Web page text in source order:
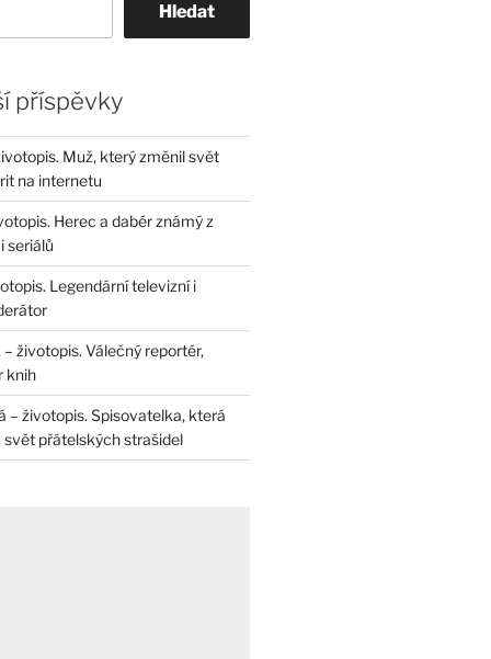
Hledat
příspěvky
Muž, který změnil svět
na internetu
Herec a dabér známý z
seriálů
Legendární televizní i
životopis. Válečný reportér,
knih
– životopis. Spisovatelka, která
přátelských strašidel